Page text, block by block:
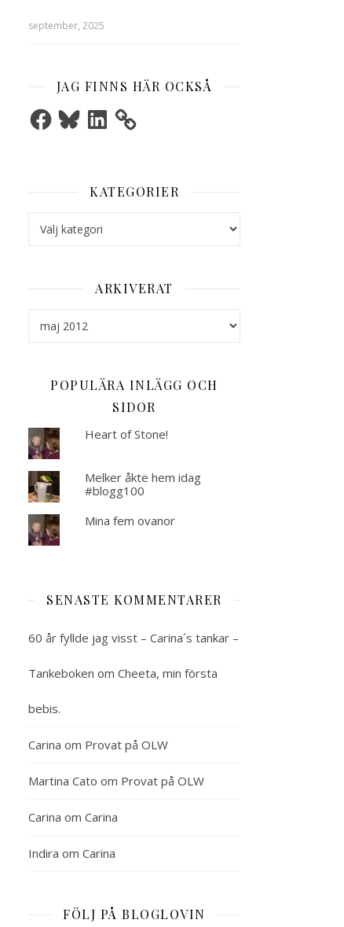
september, 2025
JAG FINNS HÄR OCKSÅ
FacebookBlueskyLinkedIn
KATEGORIER
ARKIVERAT
POPULÄRA INLÄGG OCH
SIDOR
Heart of Stone!
Melker åkte hem idag
#blogg100
Mina fem ovanor
SENASTE KOMMENTARER
60 år fyllde jag visst – Carina´s tankar –
Tankeboken om Cheeta, min första
bebis.
Carina om Provat på OLW
Martina Cato om Provat på OLW
Carina om Carina
Indira om Carina
FÖLJ PÅ BLOGLOVIN